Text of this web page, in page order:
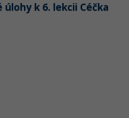
úlohy k 6. lekcii Céčka